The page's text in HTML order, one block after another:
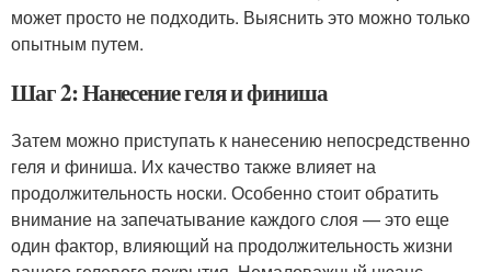
может просто не подходить. Выяснить это можно только
опытным путем.
Шаг 2: Нанесение геля и финиша
Затем можно приступать к нанесению непосредственно
геля и финиша. Их качество также влияет на
продолжительность носки. Особенно стоит обратить
внимание на запечатывание каждого слоя — это еще
один фактор, влияющий на продолжительность жизни